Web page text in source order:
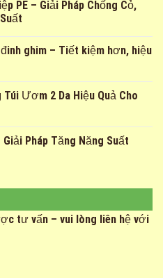
PE – Giải Pháp Chống Cỏ,
đinh ghim – Tiết kiệm hơn, hiệu
Ươm 2 Da Hiệu Quả Cho
Giải Pháp Tăng Năng Suất
tư vấn – vui lòng liên hệ với